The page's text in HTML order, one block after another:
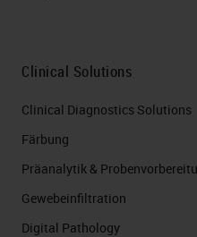
Clinical Solutions
Clinical Diagnostics Solutions
Färbung
Präanalytik &
Gewebeinfiltration
Digital Pathology